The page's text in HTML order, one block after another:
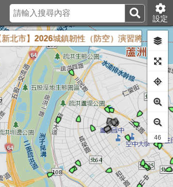
設定
】2026城鎮韌性（防空）演習將於8月13日下
42